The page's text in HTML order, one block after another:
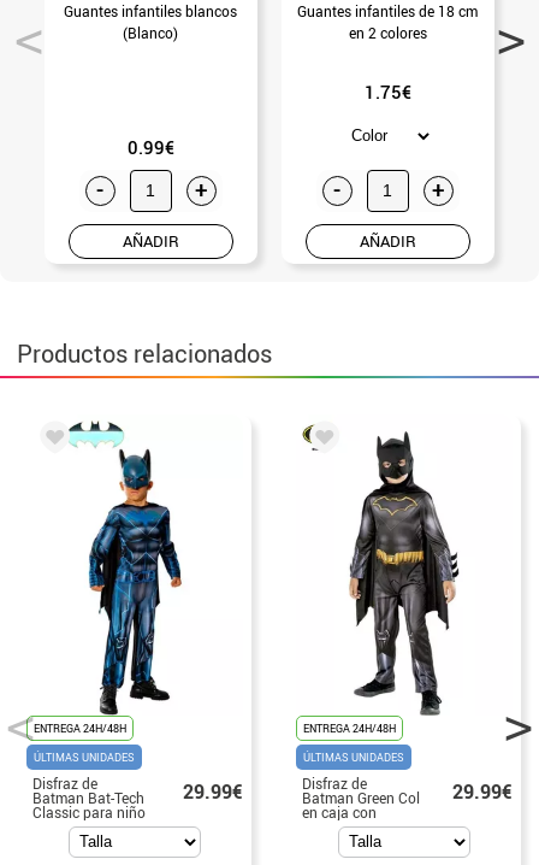
Guantes infantiles blancos
(Blanco)
0.99€
- +
AÑADIR
Guantes infantiles de 18 cm
en 2 colores
1.75€
- +
AÑADIR
Productos relacionados
ENTREGA 24H/48H
ÚLTIMAS UNIDADES
Disfraz de
Batman Bat-Tech
Classic para niño
29.99€
ENTREGA 24H/48H
ÚLTIMAS UNIDADES
Disfraz de
Batman Green Col
en caja con
máscara para
29.99€